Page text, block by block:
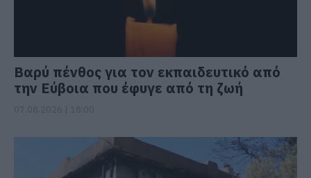
Βαρύ πένθος για τον εκπαιδευτικό από
την Εύβοια που έφυγε από τη ζωή